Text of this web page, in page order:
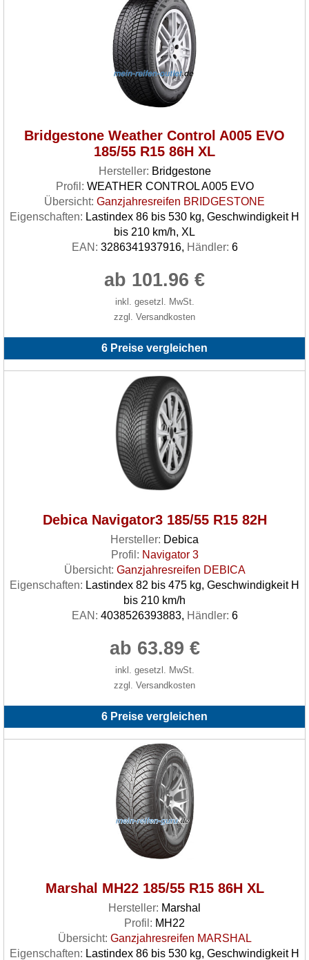
Bridgestone Weather Control A005 EVO
185/55 R15 86H XL
Hersteller: Bridgestone
Profil: WEATHER CONTROL A005 EVO
Übersicht: Ganzjahresreifen BRIDGESTONE
Eigenschaften: Lastindex 86 bis 530 kg, Geschwindigkeit H
bis 210 km/h, XL
EAN: 3286341937916, Händler: 6
ab 101.96 €
inkl. gesetzl. MwSt.
zzgl. Versandkosten
6 Preise vergleichen
Debica Navigator3 185/55 R15 82H
Hersteller: Debica
Profil: Navigator 3
Übersicht: Ganzjahresreifen DEBICA
Eigenschaften: Lastindex 82 bis 475 kg, Geschwindigkeit H
bis 210 km/h
EAN: 4038526393883, Händler: 6
ab 63.89 €
inkl. gesetzl. MwSt.
zzgl. Versandkosten
6 Preise vergleichen
Marshal MH22 185/55 R15 86H XL
Hersteller: Marshal
Profil: MH22
Übersicht: Ganzjahresreifen MARSHAL
Eigenschaften: Lastindex 86 bis 530 kg, Geschwindigkeit H